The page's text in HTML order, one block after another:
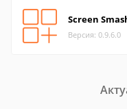
Screen
Версия: 0.9.6.0